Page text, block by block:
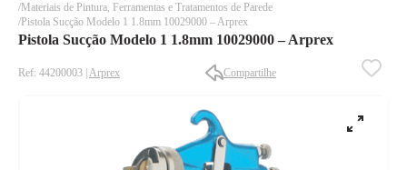
✕
✕
Materiais de Pintura, Ferramentas e Tratamentos de Parede
Pistola Sucção Modelo 1 1.8mm 10029000 – Arprex
Pistola Sucção Modelo 1 1.8mm 10029000 – Arprex
Ref: 44200003 | Arprex Compartilhe